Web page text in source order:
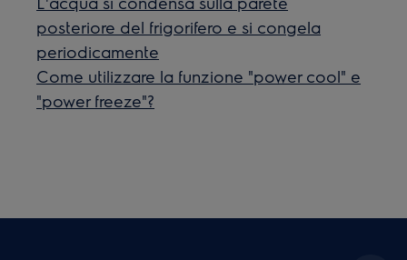
posteriore del frigorifero e si congela
periodicamente
Come utilizzare la funzione "power cool" e
"power freeze"?